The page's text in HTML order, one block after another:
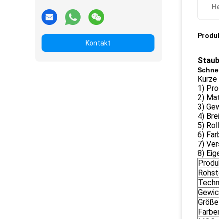
Kontakt
1)
2)
3)
4)
5)
6)
7)
8)
Größe